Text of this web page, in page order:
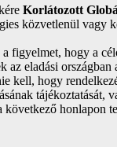
Korlátozott
közvetlenül vagy
figyelmet, hogy a
az eladási
kell, hogy
tájékoztatását,
következő honlapon